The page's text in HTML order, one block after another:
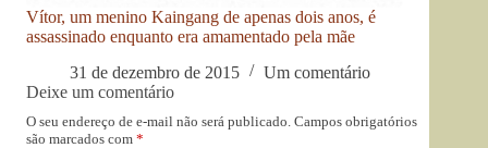
Vítor, um menino Kaingang de apenas dois anos, é
assassinado enquanto era amamentado pela mãe
31 de dezembro de 2015
Um comentário
Deixe um comentário
O seu endereço de e-mail não será publicado. Campos obrigatórios
são marcados com *